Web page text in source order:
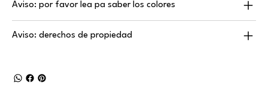
Aviso: por favor lea pa saber los colores
Aviso: derechos de propiedad